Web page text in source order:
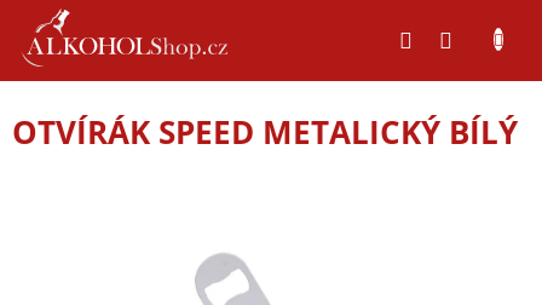
obsah
OTVÍRÁK SPEED METALICKÝ BÍLÝ